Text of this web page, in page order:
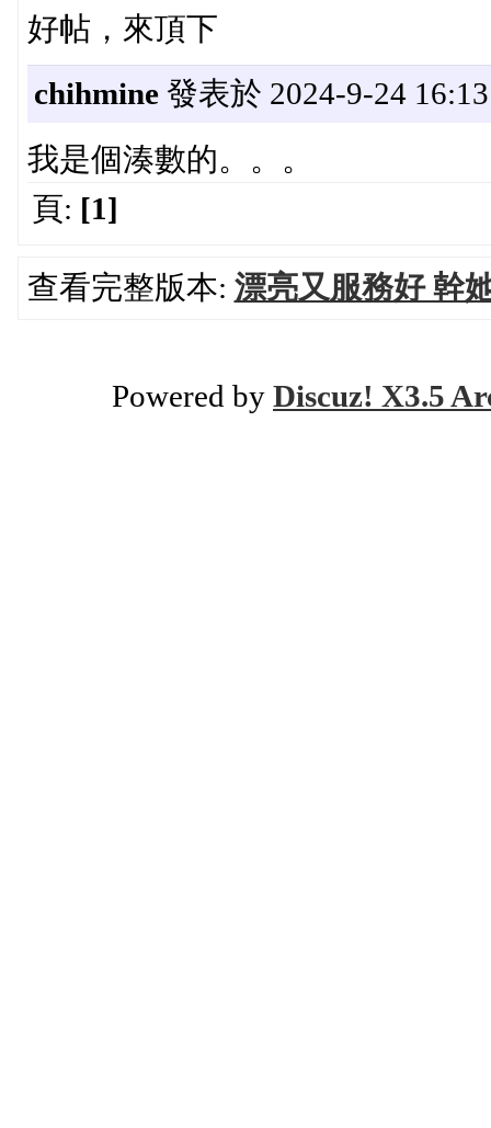
好帖，來頂下
chihmine發表於 2024-9-24
我是個湊數的。。。
頁: [1]
查看完整版本: 漂亮又服務好 幹
Powered by Discuz! X3.5